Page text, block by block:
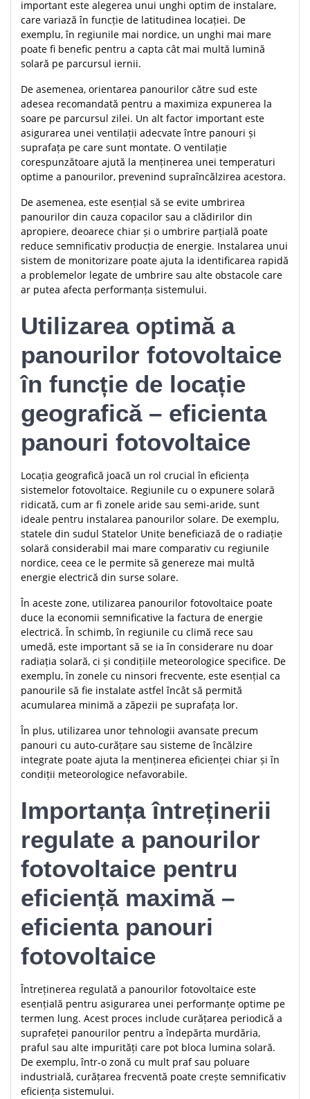
important este alegerea unui unghi optim de instalare,
care variază în funcție de latitudinea locației. De
exemplu, în regiunile mai nordice, un unghi mai mare
poate fi benefic pentru a capta cât mai multă lumină
solară pe parcursul iernii.
De asemenea, orientarea panourilor către sud este
adesea recomandată pentru a maximiza expunerea la
soare pe parcursul zilei. Un alt factor important este
asigurarea unei ventilații adecvate între panouri și
suprafața pe care sunt montate. O ventilație
corespunzătoare ajută la menținerea unei temperaturi
optime a panourilor, prevenind supraîncălzirea acestora.
De asemenea, este esențial să se evite umbrirea
panourilor din cauza copacilor sau a clădirilor din
apropiere, deoarece chiar și o umbrire parțială poate
reduce semnificativ producția de energie. Instalarea unui
sistem de monitorizare poate ajuta la identificarea rapidă
a problemelor legate de umbrire sau alte obstacole care
ar putea afecta performanța sistemului.
Utilizarea optimă a
panourilor fotovoltaice
în funcție de locație
geografică – eficienta
panouri fotovoltaice
Locația geografică joacă un rol crucial în eficiența
sistemelor fotovoltaice. Regiunile cu o expunere solară
ridicată, cum ar fi zonele aride sau semi-aride, sunt
ideale pentru instalarea panourilor solare. De exemplu,
statele din sudul Statelor Unite beneficiază de o radiație
solară considerabil mai mare comparativ cu regiunile
nordice, ceea ce le permite să genereze mai multă
energie electrică din surse solare.
În aceste zone, utilizarea panourilor fotovoltaice poate
duce la economii semnificative la factura de energie
electrică. În schimb, în regiunile cu climă rece sau
umedă, este important să se ia în considerare nu doar
radiația solară, ci și condițiile meteorologice specifice. De
exemplu, în zonele cu ninsori frecvente, este esențial ca
panourile să fie instalate astfel încât să permită
acumularea minimă a zăpezii pe suprafața lor.
În plus, utilizarea unor tehnologii avansate precum
panouri cu auto-curățare sau sisteme de încălzire
integrate poate ajuta la menținerea eficienței chiar și în
condiții meteorologice nefavorabile.
Importanța întreținerii
regulate a panourilor
fotovoltaice pentru
eficiență maximă –
eficienta panouri
fotovoltaice
Întreținerea regulată a panourilor fotovoltaice este
esențială pentru asigurarea unei performanțe optime pe
termen lung. Acest proces include curățarea periodică a
suprafeței panourilor pentru a îndepărta murdăria,
praful sau alte impurități care pot bloca lumina solară.
De exemplu, într-o zonă cu mult praf sau poluare
industrială, curățarea frecventă poate crește semnificativ
eficiența sistemului.